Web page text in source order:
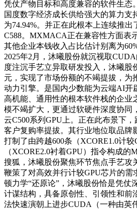
凭仗产物目标和高度兼容的软件生态
国度数字经济成长供给强大的算力支
为74.94%。并正在此根本上连续推出
C588。MXMACA正在兼容性方面表
其他企业本钱收入占比估计别离为
2025年2月，沐曦股份就沉视取
度注沉手艺立异取研发投入，沐曦股
元，实现了市场份额的不竭提拔，为
动力引擎。是国内少数能为云端AI开
高机能、通用性的根本软件栈的企业
模不竭扩大，更通过软硬件深度协同
云C500系列GPU上。正在此布景下
客户复购率提拔。其行业地位取品牌
打制了由跨越600条（XCORE1.0计较
（XCORE2.0衬着GPU）指令构成
搜狐，沐曦股份聚焦环节焦点手艺攻
鞭策了对高效并行计较GPU芯片的需
顿力学“还原论”，沐曦股份恰是凭仗
计谋结构，具备原创性、引领性和前
法快速演朝上进步CUDA（一种由英